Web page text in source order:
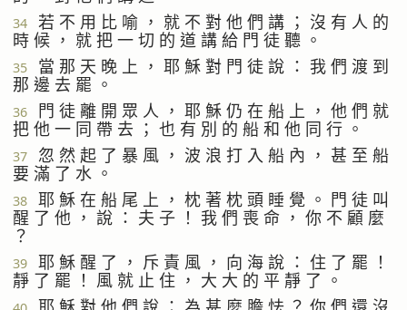
34
若 不 用 比 喻 ， 就 不 對 他 們 講 ； 沒 有 人 的
時 候 ， 就 把 一 切 的 道 講 給 門 徒 聽 。
35
當 那 天 晚 上 ， 耶 穌 對 門 徒 說 ： 我 們 渡 到
那 邊 去 罷 。
36
門 徒 離 開 眾 人 ， 耶 穌 仍 在 船 上 ， 他 們 就
把 他 一 同 帶 去 ； 也 有 別 的 船 和 他 同 行 。
37
忽 然 起 了 暴 風 ， 波 浪 打 入 船 內 ， 甚 至 船
要 滿 了 水 。
38
耶 穌 在 船 尾 上 ， 枕 著 枕 頭 睡 覺 。 門 徒 叫
醒 了 他 ， 說 ： 夫 子 ！ 我 們 喪 命 ， 你 不 顧 麼
？
39
耶 穌 醒 了 ， 斥 責 風 ， 向 海 說 ： 住 了 罷 ！
靜 了 罷 ！ 風 就 止 住 ， 大 大 的 平 靜 了 。